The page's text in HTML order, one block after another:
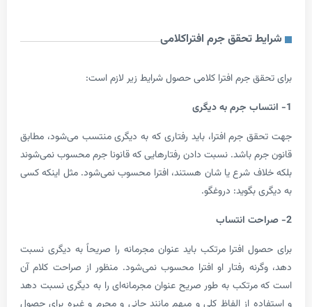
تحقق جرم افتراکلامی
جرم افترا کلامی حصول شرایط زیر لازم است:
جرم افترا، باید رفتاری که به دیگری منتسب می‌شود، مطابق
باشد. نسبت دادن رفتارهایی که قانونا جرم محسوب نمی‌شوند
شرع یا شان هستند، افترا محسوب نمی‌شود. مثل اینکه کسی
دروغگو.
افترا مرتکب باید عنوان مجرمانه را صریحاً به دیگری نسبت
رفتار او افترا محسوب نمی‌شود. منظور از صراحت کلام آن
به طور صریح عنوان مجرمانه‌ای را به دیگری نسبت دهد